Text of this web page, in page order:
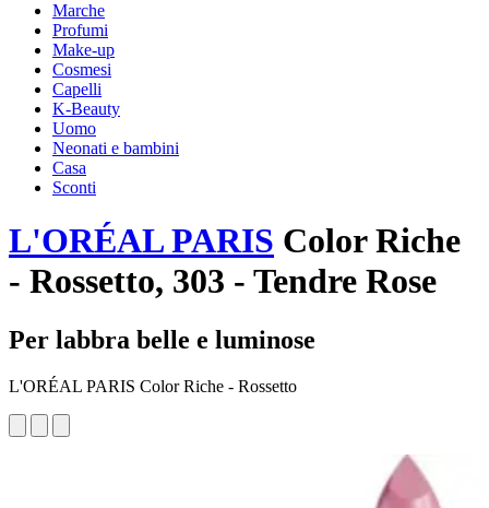
Marche
Profumi
Make-up
Cosmesi
Capelli
K-Beauty
Uomo
Neonati e bambini
Casa
Sconti
L'ORÉAL PARIS Color Riche
- Rossetto, 303 - Tendre Rose
Per labbra belle e luminose
L'ORÉAL PARIS Color Riche - Rossetto